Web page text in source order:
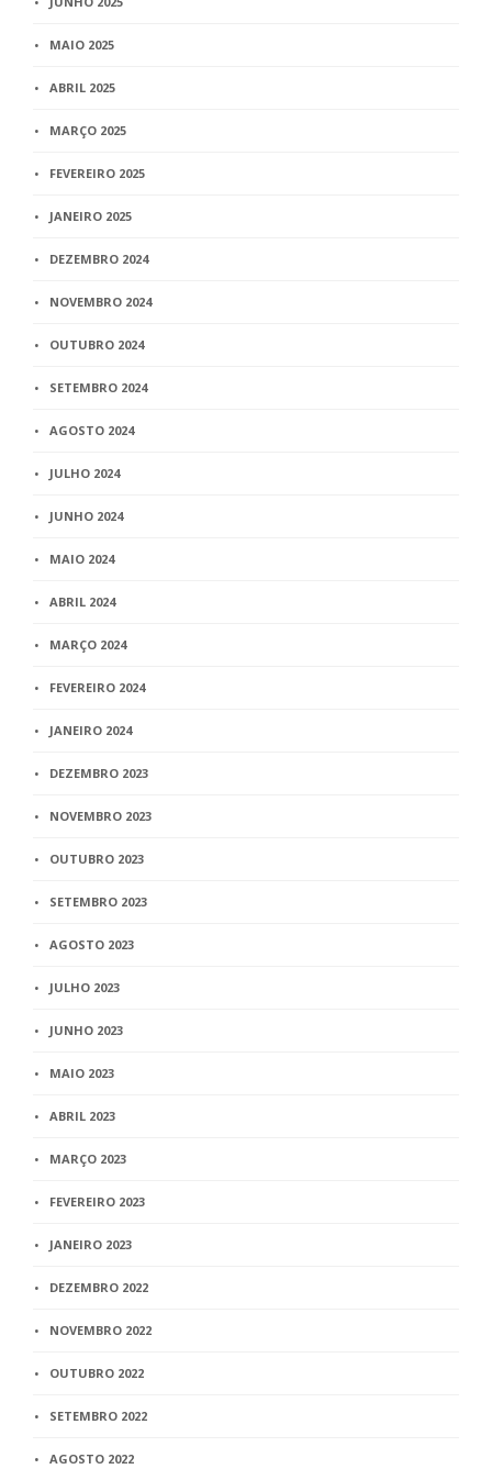
MAIO 2025
ABRIL 2025
MARÇO 2025
FEVEREIRO 2025
JANEIRO 2025
DEZEMBRO 2024
NOVEMBRO 2024
OUTUBRO 2024
SETEMBRO 2024
AGOSTO 2024
JULHO 2024
JUNHO 2024
MAIO 2024
ABRIL 2024
MARÇO 2024
FEVEREIRO 2024
JANEIRO 2024
DEZEMBRO 2023
NOVEMBRO 2023
OUTUBRO 2023
SETEMBRO 2023
AGOSTO 2023
JULHO 2023
JUNHO 2023
MAIO 2023
ABRIL 2023
MARÇO 2023
FEVEREIRO 2023
JANEIRO 2023
DEZEMBRO 2022
NOVEMBRO 2022
OUTUBRO 2022
SETEMBRO 2022
AGOSTO 2022